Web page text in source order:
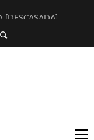
[DESCASADA]
Y JAVIER AMBROSSI
ARANDA
(NOVELA